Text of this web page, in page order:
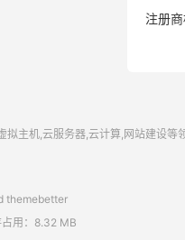
注册
主机,云服务器,云计算,网站建设等
themebetter
用：8.32 MB